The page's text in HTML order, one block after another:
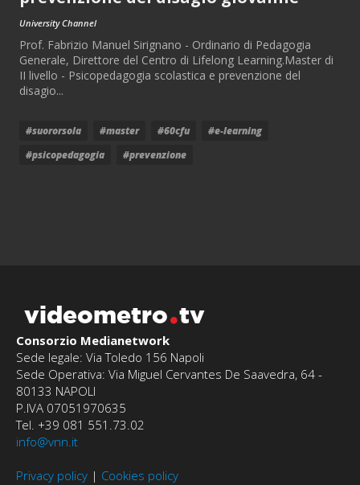
University Channel
Prof. Fabrizio Manuel Sirignano - Ordinario di Pedagogia
Generale, Direttore del Centro di Lifelong Learning.Master di
II livello - Psicopedagogia scolastica e prevenzione del
disagio...
#suororsola #master #60cfu
#e-learning
#psicopedagogia
#prevenzione
videometro tv
Consorzio Medianetwork
Sede legale: Via Toledo 156 Napoli
Sede Operativa: Via Miguel Cervantes De Saavedra, 64 -
80133 NAPOLI
P.IVA 07051970635
Tel. +39 081 551.73.02
info@vnn.it
Privacy policy | Cookies policy